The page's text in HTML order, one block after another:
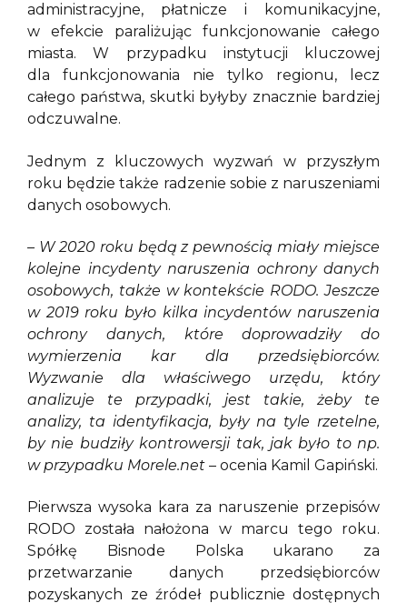
administracyjne, płatnicze i komunikacyjne,
w efekcie paraliżując funkcjonowanie całego
miasta. W przypadku instytucji kluczowej
dla funkcjonowania nie tylko regionu, lecz
całego państwa, skutki byłyby znacznie bardziej
odczuwalne.
Jednym z kluczowych wyzwań w przyszłym
roku będzie także radzenie sobie z naruszeniami
danych osobowych.
– W 2020 roku będą z pewnością miały miejsce
kolejne incydenty naruszenia ochrony danych
osobowych, także w kontekście RODO. Jeszcze
w 2019 roku było kilka incydentów naruszenia
ochrony danych, które doprowadziły do
wymierzenia kar dla przedsiębiorców.
Wyzwanie dla właściwego urzędu, który
analizuje te przypadki, jest takie, żeby te
analizy, ta identyfikacja, były na tyle rzetelne,
by nie budziły kontrowersji tak, jak było to np.
w przypadku Morele.net – ocenia Kamil Gapiński.
Pierwsza wysoka kara za naruszenie przepisów
RODO została nałożona w marcu tego roku.
Spółkę Bisnode Polska ukarano za
przetwarzanie danych przedsiębiorców
pozyskanych ze źródeł publicznie dostępnych